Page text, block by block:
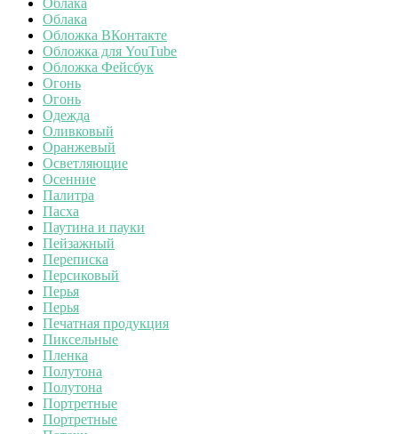
Облака
Обложка ВКонтакте
Обложка для YouTube
Обложка Фейсбук
Огонь
Огонь
Одежда
Оливковый
Оранжевый
Осветляющие
Осенние
Палитра
Пасха
Паутина и пауки
Пейзажный
Переписка
Персиковый
Перья
Перья
Печатная продукция
Пиксельные
Пленка
Полутона
Полутона
Портретные
Портретные